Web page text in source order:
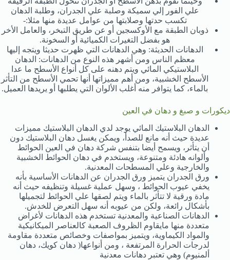
علي الفور إلي سميكة وصلبة علي الجدران، وطلبة الدهان
تكسب حدتها وصلابتها من عوامل عديدة منها مثلا:-
ذوبان الطبقة مع الأوكسجين أو عن طريق التبخر، والعامل الأخر
هو بفضل التغيرات الكميائية أو السخونة.
الدهانات الحديثة: وهي الدهانات التي ظهرت حديثا ويتجه إليها
معظم الناس ومن أشهر هذه النوع من الدهانات: الدهان
البلاستيكي المائي ويتم دهنه على كل أنواع الأسطح ما عدا
الأسطح الخشبية، ومن أهم مميزاتها أنها تحمي الأسطح من التأثر
بالماء، كما يتوافر منه أغلب الألوان التي يطلبها أو يريدها العميل.
ديكورات و صبغ و دهان في العين
الدهان البلاستيك المائي يوجد لدي الدهان البلاستيك مميزات
عديدة حيث أنه مانع للصدأ، ويمكن يغسل دهان البلاستيك دون
أن يتأثر، ويسمح أيضا بتنفس شركة دهان في العين الحوائط
وألوانه هادئة ومتنوعة، ويستخدم في دهان الحوائط الخشبية
والخارجية وعلي المسطحات المعدنية.
ورق الجدران يتميز ورق الجدران عن الدهانات الأساسية بأنه
يخفي عيوب الحوائط ، وسهل عملية غسيلة وتنظيفه حيث أنه
مادة ورقية لا تتأثر بالماء ويتم لصقها علي الحوائط لتجميلها
بأشكال رائعة، ولكن من عيوبه أنه سهل التعرض للخدش.
الدهانات الصناعية والمعدنية تستخدم هذه الدهانات لأغراض
متعددة منها مايقاوم الظروف الصعبة كالعناصر الميكانيكية
والمواد الكيماوية، ويتميز بمواصفات وخصائص متعددة مقاومة
لدرجات الحرارة المرتفعة ، ومن أنواعها( دهان كويك، دهان
ألمنيوم) وهي تعتبر دهانات معدنية